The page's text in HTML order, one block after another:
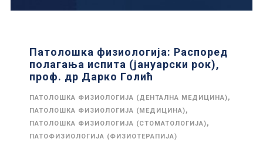
Патолошка физиологија: Распоред
полагања испита (јануарски рок),
проф. др Дарко Голић
ПАТОЛОШКА ФИЗИОЛОГИЈА (ДЕНТАЛНА МЕДИЦИНА),
ПАТОЛОШКА ФИЗИОЛОГИЈА (МЕДИЦИНА),
ПАТОЛОШКА ФИЗИОЛОГИЈА (СТОМАТОЛОГИЈА),
ПАТОФИЗИОЛОГИЈА (ФИЗИОТЕРАПИЈА)